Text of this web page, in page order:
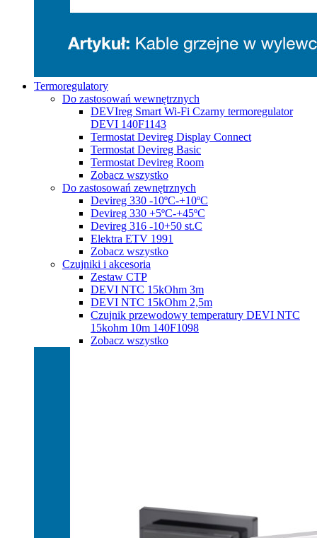
Termoregulatory
Do zastosowań wewnętrznych
DEVIreg Smart Wi-Fi Czarny termoregulator
DEVI 140F1143
Termostat Devireg Display Connect
Termostat Devireg Basic
Termostat Devireg Room
Zobacz wszystko
Do zastosowań zewnętrznych
Devireg 330 -10ºC-+10ºC
Devireg 330 +5ºC-+45ºC
Devireg 316 -10+50 st.C
Elektra ETV 1991
Zobacz wszystko
Czujniki i akcesoria
Zestaw CTP
DEVI NTC 15kOhm 3m
DEVI NTC 15kOhm 2,5m
Czujnik przewodowy temperatury DEVI NTC
15kohm 10m 140F1098
Zobacz wszystko